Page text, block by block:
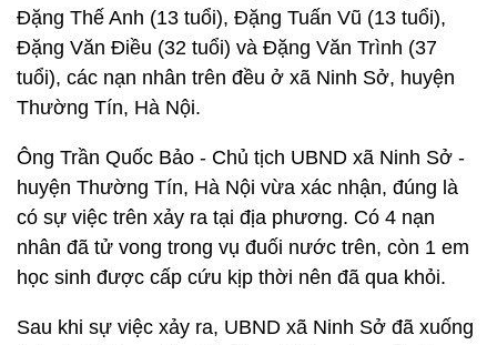
Đặng Thế Anh (13 tuổi), Đặng Tuấn Vũ (13 tuổi),
Đặng Văn Điều (32 tuổi) và Đặng Văn Trình (37
tuổi), các nạn nhân trên đều ở xã Ninh Sở, huyện
Thường Tín, Hà Nội.
Ông Trần Quốc Bảo - Chủ tịch UBND xã Ninh Sở -
huyện Thường Tín, Hà Nội vừa xác nhận, đúng là
có sự việc trên xảy ra tại địa phương. Có 4 nạn
nhân đã tử vong trong vụ đuối nước trên, còn 1 em
học sinh được cấp cứu kịp thời nên đã qua khỏi.
Sau khi sự việc xảy ra, UBND xã Ninh Sở đã xuống